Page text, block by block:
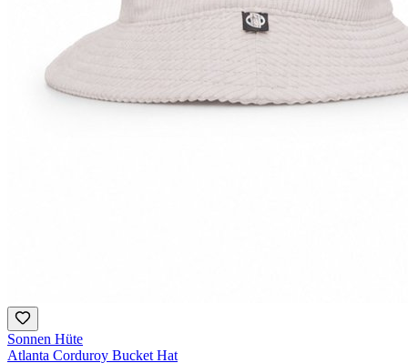
Sonnen Hüte
Atlanta Corduroy Bucket Hat